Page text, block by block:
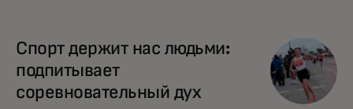
Спорт держит нас людьми:
подпитывает
соревновательный дух